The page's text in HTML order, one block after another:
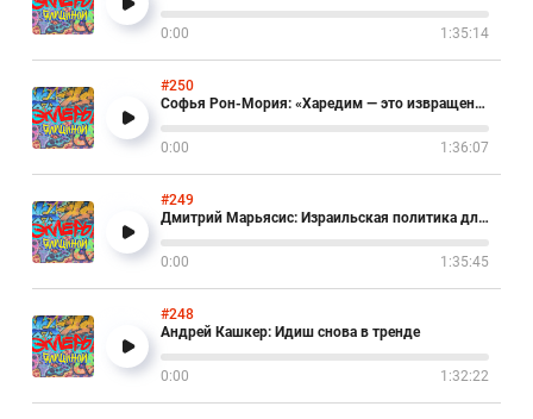
0:00 1:35:14
#250
Софья Рон-Мория: «Харедим — это извращение иудаизма»
0:00 1:36:07
#249
Дмитрий Марьясис: Израильская политика для чайников
0:00 1:35:45
#248
Андрей Кашкер: Идиш снова в тренде
0:00 1:32:22